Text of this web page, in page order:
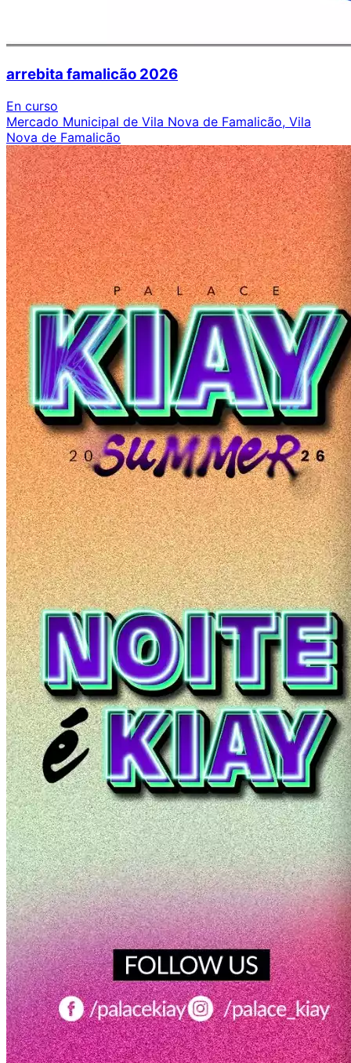
arrebita famalicão 2026
En curso
Mercado Municipal de Vila Nova de Famalicão, Vila
Nova de Famalicão